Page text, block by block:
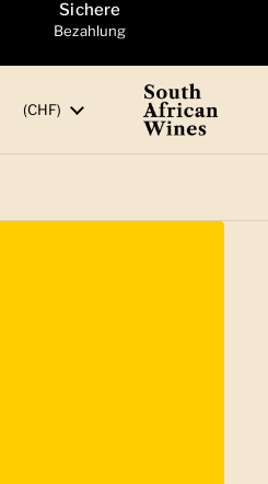
Sichere
Bezahlung
Land/Region
(CHF)